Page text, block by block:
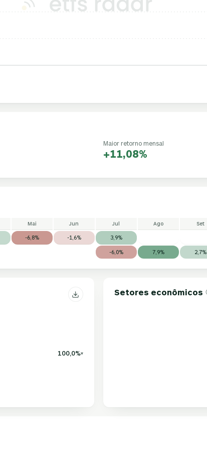
Maior retorno mensal
+11,08%
Mai Jun Jul Ago Set
-6,8% -1,6% 3,9%
-6,0% 7,9% 2,7%
100,0%▾
Setores econômicos